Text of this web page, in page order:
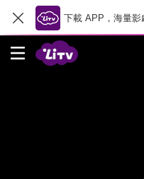
下載 APP，海量影